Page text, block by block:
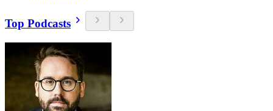
Top Podcasts